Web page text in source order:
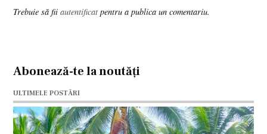
comment
Trebuie să fiiautentificat pentru a publica un comentariu.
Abonează-te la noutăți
ULTIMELE POSTĂRI